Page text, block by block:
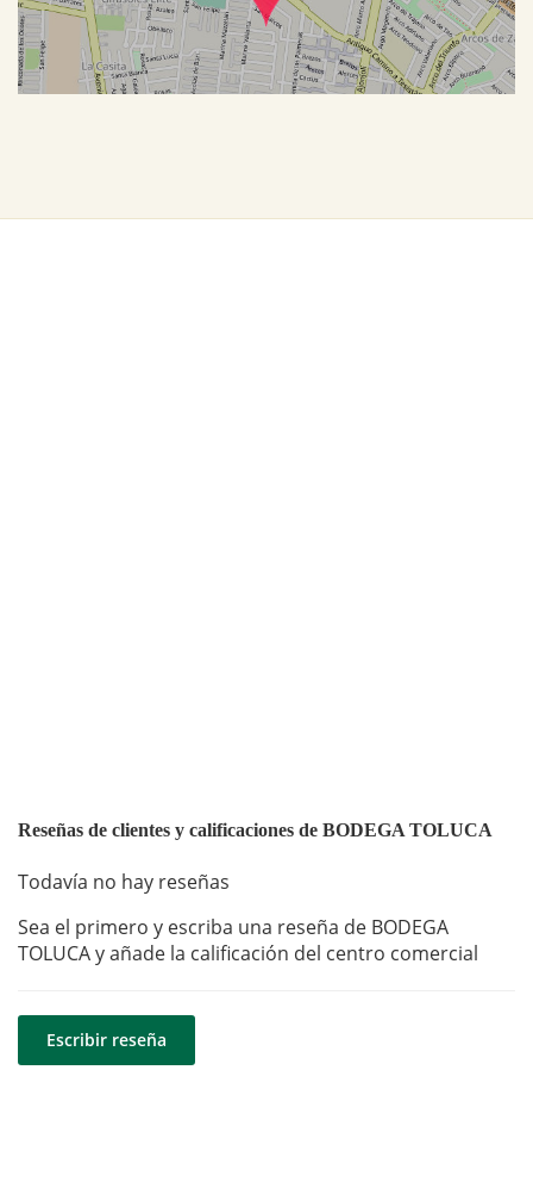
Reseñas de clientes y calificaciones de BODEGA TOLUCA
Todavía no hay reseñas
Sea el primero y escriba una reseña de BODEGA
TOLUCA y añade la calificación del centro comercial
Escribir reseña